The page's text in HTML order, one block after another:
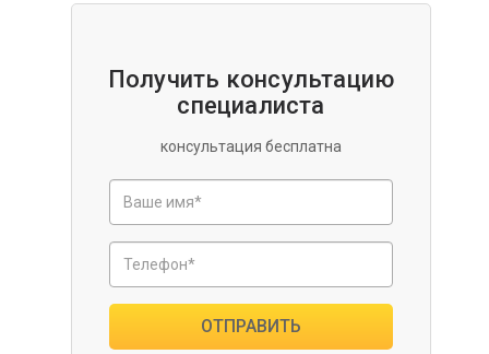
Получить консультацию
специалиста
консультация бесплатна
ОТПРАВИТЬ